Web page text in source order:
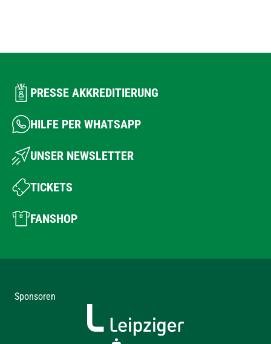
PRESSE AKKREDITIERUNG
HILFE PER WHATSAPP
UNSER NEWSLETTER
TICKETS
FANSHOP
Sponsoren